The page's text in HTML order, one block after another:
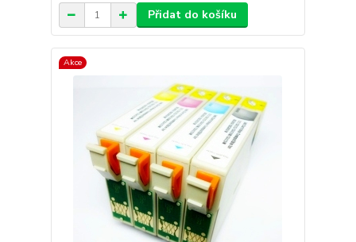
Přidat do košíku
Akce